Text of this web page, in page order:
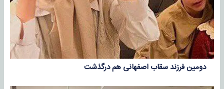
دومین فرزند سقاب اصفهانی هم درگذشت